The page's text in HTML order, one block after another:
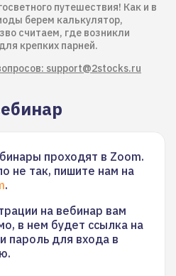
путешествия! Как и в
берем калькулятор,
считаем, где возникли
крепких парней.
support@2stocks.ru
проходят в Zoom.
не так, пишите нам на
.
на вебинар вам
в нем будет ссылка на
пароль для входа в